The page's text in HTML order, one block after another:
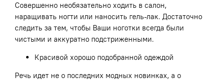
Совершенно необязательно ходить в салон,
наращивать ногти или наносить гель-лак. Достаточно
следить за тем, чтобы Ваши ноготки всегда были
чистыми и аккуратно подстриженными.
Красивой хорошо подобранной одеждой
Речь идет не о последних модных новинках, а о